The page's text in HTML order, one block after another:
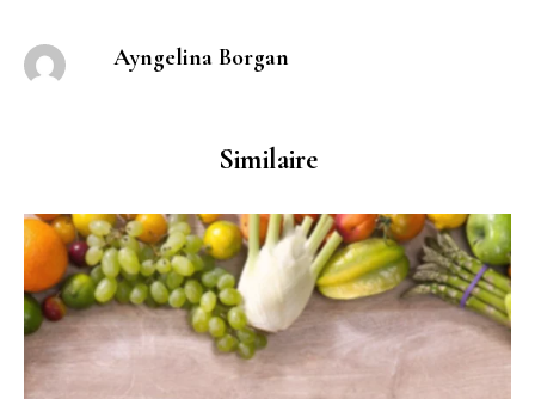
Ayngelina Borgan
Similaire